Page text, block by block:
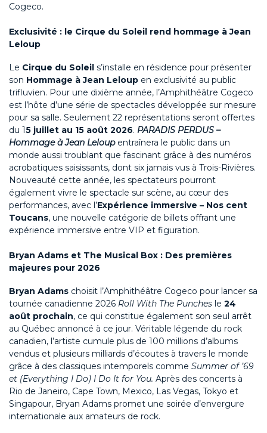
Cogeco.
Exclusivité : le Cirque du Soleil rend hommage à Jean
Leloup
Le Cirque du Soleil s’installe en résidence pour présenter
son Hommage à Jean Leloup en exclusivité au public
trifluvien. Pour une dixième année, l’Amphithéâtre Cogeco
est l’hôte d’une série de spectacles développée sur mesure
pour sa salle. Seulement 22 représentations seront offertes
du 15 juillet au 15 août 2026. PARADIS PERDUS –
Hommage à Jean Leloupentraînera le public dans un
monde aussi troublant que fascinant grâce à des numéros
acrobatiques saisissants, dont six jamais vus à Trois-Rivières.
Nouveauté cette année, les spectateurs pourront
également vivre le spectacle sur scène, au cœur des
performances, avec l’Expérience immersive – Nos cent
Toucans, une nouvelle catégorie de billets offrant une
expérience immersive entre VIP et figuration.
Bryan Adams et The Musical Box : Des premières
majeures pour 2026
Bryan Adams choisit l’Amphithéâtre Cogeco pour lancer sa
tournée canadienne 2026 Roll With The Punches le 24
août prochain, ce qui constitue également son seul arrêt
au Québec annoncé à ce jour. Véritable légende du rock
canadien, l’artiste cumule plus de 100 millions d’albums
vendus et plusieurs milliards d’écoutes à travers le monde
grâce à des classiques intemporels comme Summer of ’69
et (Everything I Do) I Do It for You. Après des concerts à
Rio de Janeiro, Cape Town, Mexico, Las Vegas, Tokyo et
Singapour, Bryan Adams promet une soirée d’envergure
internationale aux amateurs de rock.